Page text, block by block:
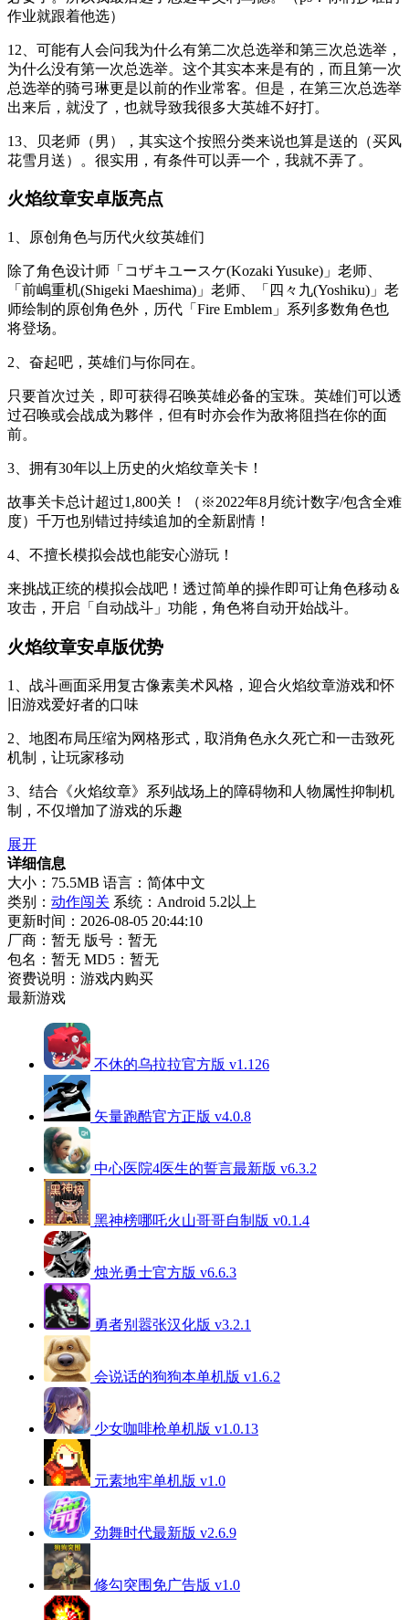
作业就跟着他选）
12、可能有人会问我为什么有第二次总选举和第三次总选举，
为什么没有第一次总选举。这个其实本来是有的，而且第一次
总选举的骑弓琳更是以前的作业常客。但是，在第三次总选举
出来后，就没了，也就导致我很多大英雄不好打。
13、贝老师（男），其实这个按照分类来说也算是送的（买风
花雪月送）。很实用，有条件可以弄一个，我就不弄了。
火焰纹章安卓版亮点
1、原创角色与历代火纹英雄们
除了角色设计师「コザキユースケ(Kozaki Yusuke)」老师、
「前嶋重机(Shigeki Maeshima)」老师、「四々九(Yoshiku)」老
师绘制的原创角色外，历代「Fire Emblem」系列多数角色也
将登场。
2、奋起吧，英雄们与你同在。
只要首次过关，即可获得召唤英雄必备的宝珠。英雄们可以透
过召唤或会战成为夥伴，但有时亦会作为敌将阻挡在你的面
前。
3、拥有30年以上历史的火焰纹章关卡！
故事关卡总计超过1,800关！（※2022年8月统计数字/包含全难
度）千万也别错过持续追加的全新剧情！
4、不擅长模拟会战也能安心游玩！
来挑战正统的模拟会战吧！透过简单的操作即可让角色移动＆
攻击，开启「自动战斗」功能，角色将自动开始战斗。
火焰纹章安卓版优势
1、战斗画面采用复古像素美术风格，迎合火焰纹章游戏和怀
旧游戏爱好者的口味
2、地图布局压缩为网格形式，取消角色永久死亡和一击致死
机制，让玩家移动
3、结合《火焰纹章》系列战场上的障碍物和人物属性抑制机
制，不仅增加了游戏的乐趣
展开
详细信息
大小：75.5MB 语言：简体中文
类别： 动作闯关 系统：Android 5.2以上
更新时间：2026-08-05 20:44:10
厂商：暂无 版号：暂无
包名：暂无 MD5：暂无
资费说明：游戏内购买
最新游戏
不休的乌拉拉官方版 v1.126
矢量跑酷官方正版 v4.0.8
中心医院4医生的誓言最新版 v6.3.2
黑神榜哪吒火山哥哥自制版 v0.1.4
烛光勇士官方版 v6.6.3
勇者别嚣张汉化版 v3.2.1
会说话的狗狗本单机版 v1.6.2
少女咖啡枪单机版 v1.0.13
元素地牢单机版 v1.0
劲舞时代最新版 v2.6.9
修勾突围免广告版 v1.0